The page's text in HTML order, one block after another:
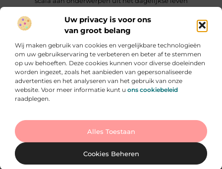
Uw privacy is voor ons
van groot belang
Wij maken gebruik van cookies en vergelijkbare technologieën
om uw gebruikservaring te verbeteren en beter af te stemmen
op uw behoeften. Deze cookies kunnen voor diverse doeleinden
worden ingezet, zoals het aanbieden van gepersonaliseerde
advertenties en het analyseren van het gebruik van onze
website. Voor meer informatie kunt u ons cookiebeleid
raadplegen.
Alles Toestaan
Cookies Beheren
Ga Naar
Onze informatie
Bericht categorie
Cookiebeleid (EU)
@2025 www.restaurantkellys.nl. All Right Reserved.